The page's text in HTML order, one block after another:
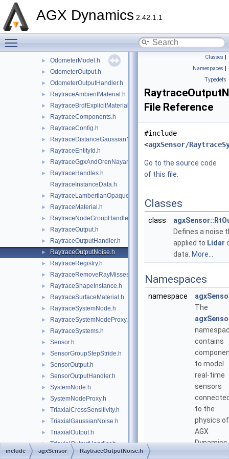
AGX Dynamics 2.42.1.1
► MonoaxialSignalResolution.h
► OdometerModel.h
► OdometerOutput.h
► OdometerOutputHandler.h
► RaytraceAmbientMaterial.h
► RaytraceBrdfExplicitMaterial.h
► RaytraceComponents.h
► RaytraceConfig.h
► RaytraceDistanceGaussianNoise.h
► RaytraceEntityId.h
► RaytraceGgxAndOrenNayarMaterial.h
►
RaytraceHandles.h
RaytraceInstanceData.h
► RaytraceLambertianOpaqueMaterial.h
► RaytraceMaterial.h
► RaytraceNodeGroupHandler.h
► RaytraceOutput.h
► RaytraceOutputHandler.h
► RaytraceOutputNoise.h
► RaytraceRegistry.h
► RaytraceRemoveRayMisses.h
► RaytraceShapeInstance.h
► RaytraceSurfaceMaterial.h
► RaytraceSystemNode.h
► RaytraceSystemNodeProxy.h
► RaytraceSystems.h
► Sensor.h
► SensorGroupStepStride.h
► SensorOutput.h
► SensorOutputHandler.h
► SystemNode.h
► SystemNodeProxy.h
► TriaxialCrossSensitivity.h
► TriaxialGaussianNoise.h
► TriaxialOutput.h
► TriaxialOutputHandler.h
► TriaxialRange.h
Classes |
Namespaces |
Typedefs
File Reference
#include
<agxSensor/
Go to the source code
of this file.
Classes
class
Defines a noise
applied to Lidar
data. More...
Namespaces
namespace
The
contains
to model
real-time
sensors
to the
physics of
AGX
Dynamics.
include agxSensor RaytraceOutputNoise.h